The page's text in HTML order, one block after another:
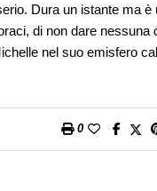
Dura un istante ma
di non dare
nel suo emisfero
0